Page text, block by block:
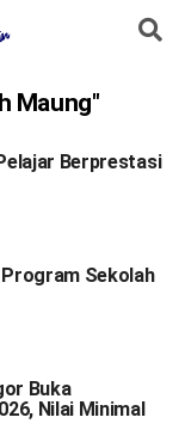
Maung"
Berprestasi
Program Sekolah
Buka
Nilai Minimal